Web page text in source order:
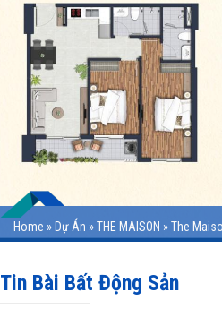
Home » Dự Án »THE MAISON »The
Tin Bài Bất Động Sản